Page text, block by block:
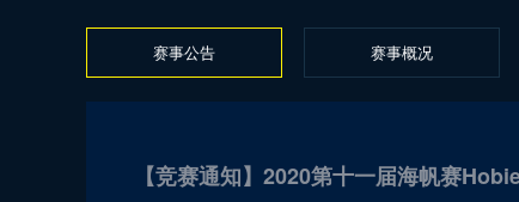
赛事公告 赛事概况
【竞赛通知】2020第十一届海帆赛